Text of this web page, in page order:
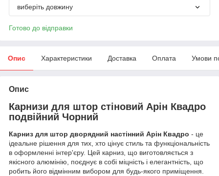
виберіть довжину
Готово до відправки
Опис Характеристики Доставка Оплата Умови
Опис
Карнизи для штор стіновий Арін Квадро
подвійний Чорний
Карниз для штор дворядний настінний Арін Квадро - це
ідеальне рішення для тих, хто цінує стиль та функціональність
в оформленні інтер'єру. Цей карниз, що виготовляється з
якісного алюмінію, поєднує в собі міцність і елегантність, що
робить його відмінним вибором для будь-якого приміщення.